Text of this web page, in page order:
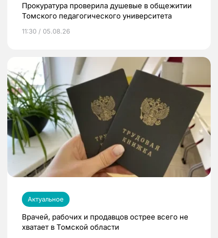
Прокуратура проверила душевые в общежитии
Томского педагогического университета
11:30 / 05.08.26
Актуальное
Врачей, рабочих и продавцов острее всего не
хватает в Томской области